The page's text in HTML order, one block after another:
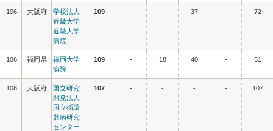
106 大阪府
学校法人
近畿大学
近畿大学
病院
109 - - 37 - 72
106 福岡県
福岡大学
病院
109 - 18 40 - 51
108 大阪府
国立研究
開発法人
国立循環
器病研究
センター
107 - - - - 107